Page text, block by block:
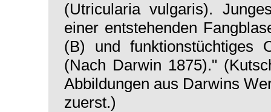
(Utricularia vulgaris).
einer entstehenden
(B) und funktionstüchtiges
(Nach Darwin 1875)."
Abbildungen aus Darwins
zuerst.)